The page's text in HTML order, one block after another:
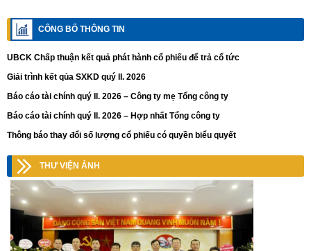
CÔNG BỐ THÔNG TIN
UBCK Chấp thuận kết quả phát hành cổ phiếu để trả cổ tức
Giải trình kết qủa SXKD quý II. 2026
Báo cáo tài chính quý II. 2026 – Công ty mẹ Tổng công ty
Báo cáo tài chính quý II. 2026 – Hợp nhất Tổng công ty
Thông báo thay đổi số lượng cổ phiếu có quyền biểu quyết
THƯ VIỆN ẢNH